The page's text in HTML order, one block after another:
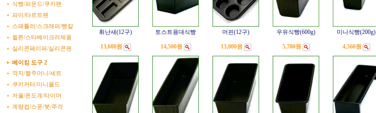
식빵/파운드/쿠키팬
파이/타르트팬
스패튤러/스크래퍼/빵칼
윌튼/스타베이크러제품
실리콘페이퍼/실리콘팬
베이킹 도구 2
깍지/짤주머니/세트
쿠키커터/미니몰드
저울/온도계/타이머
계량컵/스푼/붓/주걱
휘난새(12구)
13,600원
토스트용대식빵
14,500원
머핀(12구)
13,000원
우유식빵(600g)
5,700원
미니식빵(200g)
4,560원